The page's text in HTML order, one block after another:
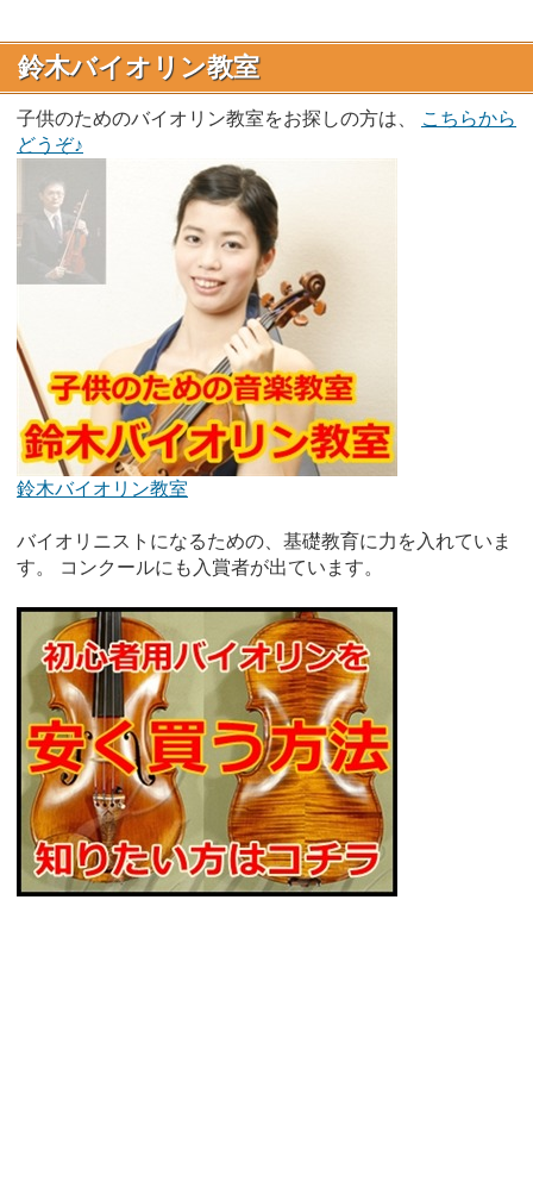
鈴木バイオリン教室
子供のためのバイオリン教室をお探しの方は、
こちらから
どうぞ♪
鈴木バイオリン教室
バイオリニストになるための、基礎教育に力を入れていま
す。 コンクールにも入賞者が出ています。